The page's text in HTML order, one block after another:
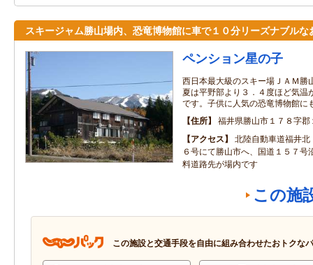
スキージャム勝山場内、恐竜博物館に車で１０分リーズナブルな
ペンション星の子
西日本最大級のスキー場ＪＡＭ勝
夏は平野部より３．４度ほど気温
です。子供に人気の恐竜博物館に
住所
福井県勝山市１７８字郡
アクセス
北陸自動車道福井
６号にて勝山市へ、国道１５７号
料道路先が場内です
この施
この施設と交通手段を自由に組み合わせたおトクな